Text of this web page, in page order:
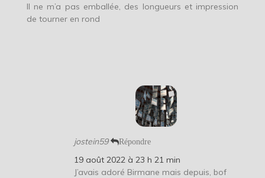
Il ne m’a pas emballée, des longueurs et impression
de tourner en rond
jostein59 Répondre
19 août 2022 à 23 h 21 min
J’avais adoré Birmane mais depuis, bof